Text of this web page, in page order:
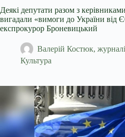
Деякі депутати разом з
вигадали «вимоги до України від
експрокурор Броневицький
Валерій Костюк,
Культура